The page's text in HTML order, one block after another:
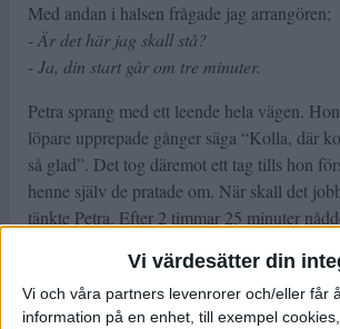
Vi värdesätter din
Vi och våra partners levenrorer och/eller får
information på en enhet, till exempel
Med andan i halsen frågade jag arrangören;
- Är det här jag skall stå?
- Ja, din start går om tre minuter.
Petra sprang med ett leende hela vägen.
löpare upprepade gånger säga “Kolla, där
så glad”. Det tog däremot ett tag tills hon
henne själv de pratade om. När skall det
tänkte Petra. Efter 2 timmar 25 minuter
- Vad det är som hänt?, frågar han i
- Ingenting. Jag är färdig, säger Petra.
- Färdig? - men jag har inte hunnit köpt